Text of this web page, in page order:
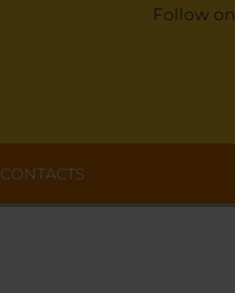
Follow on
CONTACTS